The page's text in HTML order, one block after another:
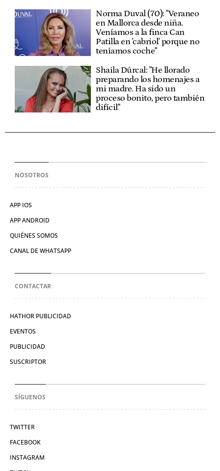
Norma Duval (70): "Veraneo
en Mallorca desde niña.
Veníamos a la finca Can
Patilla en 'cabriol' porque no
teníamos coche"
Shaila Dúrcal: "He llorado
preparando los homenajes a
mi madre. Ha sido un
proceso bonito, pero también
difícil"
NOSOTROS
APP IOS
APP ANDROID
QUIÉNES SOMOS
CANAL DE WHATSAPP
CONTACTAR
HATHOR PUBLICIDAD
EVENTOS
PUBLICIDAD
SUSCRIPTOR
SÍGUENOS
TWITTER
FACEBOOK
INSTAGRAM